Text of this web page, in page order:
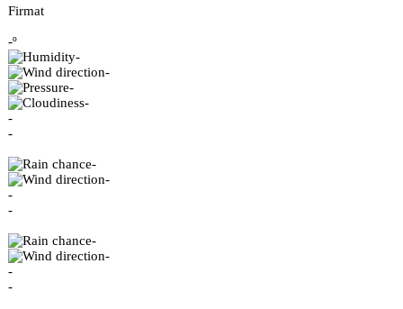
Firmat
-º
-
-
-
-
-
-
-
-
-
-
-
-
-
-